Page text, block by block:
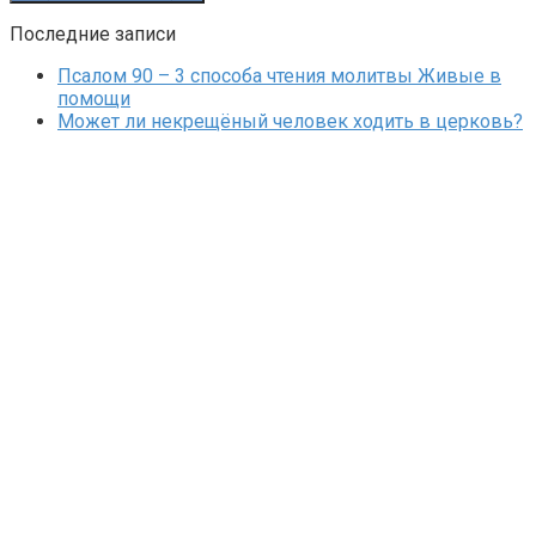
Последние записи
Псалом 90 – 3 способа чтения молитвы Живые в
помощи
Может ли некрещёный человек ходить в церковь?